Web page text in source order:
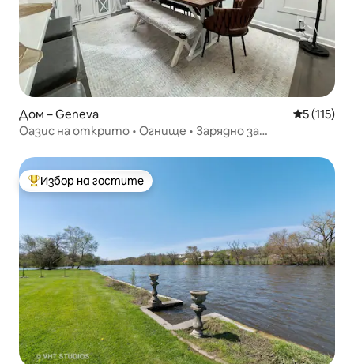
Дом – Geneva Средна
5 (115)
Оазис на открито • Огнище • Зарядно за
Най-популярен избор на гостите
Избор на гостите